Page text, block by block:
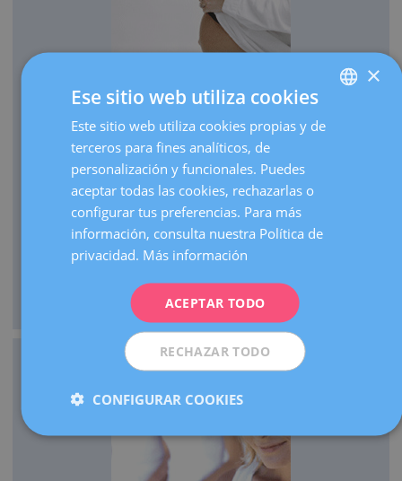
Cada año traemos al mundo más de 3.000 bebés.
Realizamos más de 30.000 ecografías de embarazo al
Como centro de referencia, hacemos más de 3.000
visitas de embarazos de alto riesgo al año.
Contamos con una UCI Neonatal de nivel III que atiende
SPANISH
×
Ese sitio web utiliza cookies
Este sitio web utiliza cookies propias y de
terceros para fines analíticos, de
personalización y funcionales. Puedes
aceptar todas las cookies, rechazarlas o
configurar tus preferencias. Para más
información, consulta nuestra Política de
privacidad. Más información
ACEPTAR TODO
RECHAZAR TODO
CONFIGURAR COOKIES